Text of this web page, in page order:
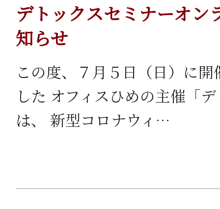
デトックスセミナーオン
知らせ
この度、７月５日（日）に
した オフィスひめの主催「
は、 新型コロナウィ…